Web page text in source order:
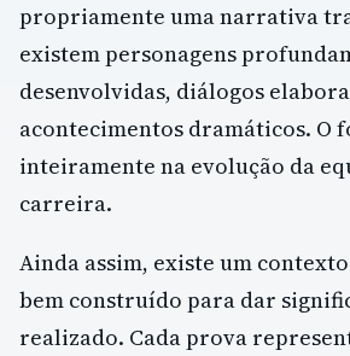
propriamente uma narrativa
existem personagens
desenvolvidas, diálogos
acontecimentos dramáticos. O
inteiramente na evolução da
carreira.
Ainda assim, existe um
bem construído para dar
realizado. Cada prova